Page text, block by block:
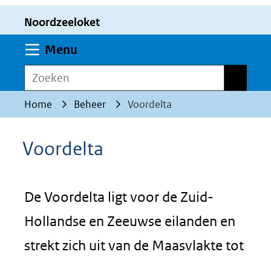
worden
toegestaan
geweigerd.
Noordzeeloket
Menu
Zoeken
Home Beheer Voordelta
Voordelta
De Voordelta ligt voor de Zuid-
Hollandse en Zeeuwse eilanden en
strekt zich uit van de Maasvlakte tot